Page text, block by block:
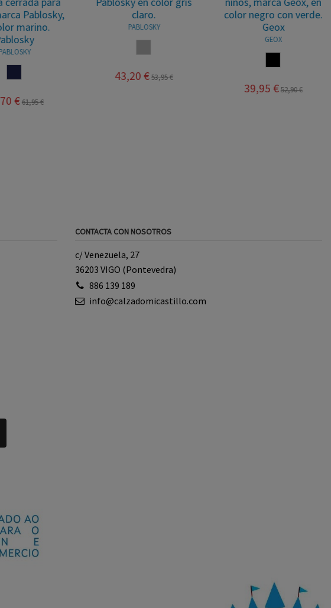
Pablosky,
marino.
61,95 €
claro.
PABLOSKY
43,20 € 53,95 €
color negro con verde.
Geox
GEOX
39,95 € 52,90 €
CONTACTA CON NOSOTROS
c/ Venezuela, 27
36203 VIGO (Pontevedra)
886 139 189
info@calzadomicastillo.com